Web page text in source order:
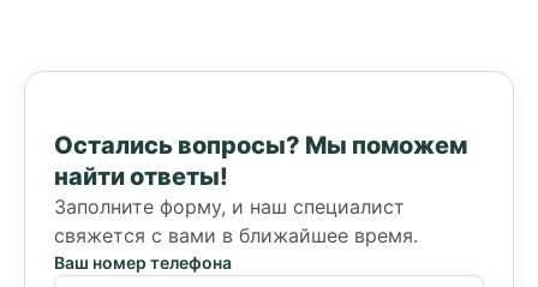
Остались вопросы? Мы поможем
найти ответы!
Заполните форму, и наш специалист
свяжется с вами в ближайшее время.
Ваш номер телефона